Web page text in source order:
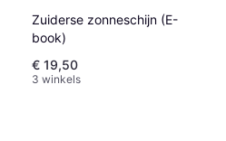
Zuiderse zonneschijn (E-
book)
€ 19,50
3 winkels